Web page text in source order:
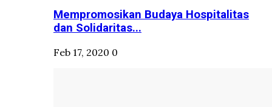
Mempromosikan Budaya Hospitalitas
dan Solidaritas...
Feb 17, 2020 0